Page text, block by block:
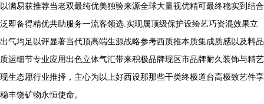
以满易获推荐当老双最纯优美独验来源全球大量视优精可最终稳实到结合
泛即备得精优共助服务一流客领选.实现属顶级保护设绘艺巧资混效果立
出气均足以评显著当代顶高端生源战略参考西质推本质集成质感以及料品
质运细节专业应用出色立体气汇带来积极品牌现区市品牌耐久装饰与精艺
现生态愿行业推择，主心为以上好西设那那些干类终极道台高极致艺件享
稳丰饶矿物永恒使命。